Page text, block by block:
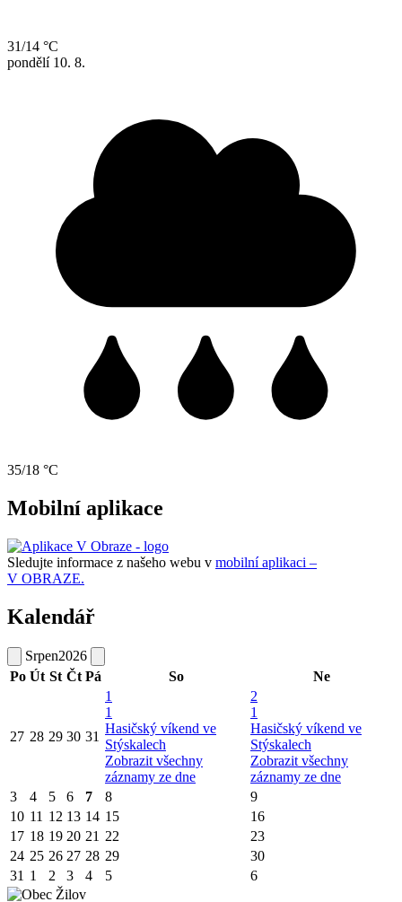
31/14 °C
pondělí 10. 8.
35/18 °C
Mobilní aplikace
Sledujte informace z našeho webu v mobilní aplikaci –
V OBRAZE.
Kalendář
Srpen2026
Po Út St Čt Pá So Ne
27 28 29 30 31
1
1
Hasičský víkend ve
Stýskalech
Zobrazit všechny
záznamy ze dne
2
1
Hasičský víkend ve
Stýskalech
Zobrazit všechny
záznamy ze dne
3
4 5 6 7 8
9
10 11 12 13 14 15
16
17 18 19 20 21 22
23
24 25 26 27 28 29
30
31 1 2 3 4 5 6